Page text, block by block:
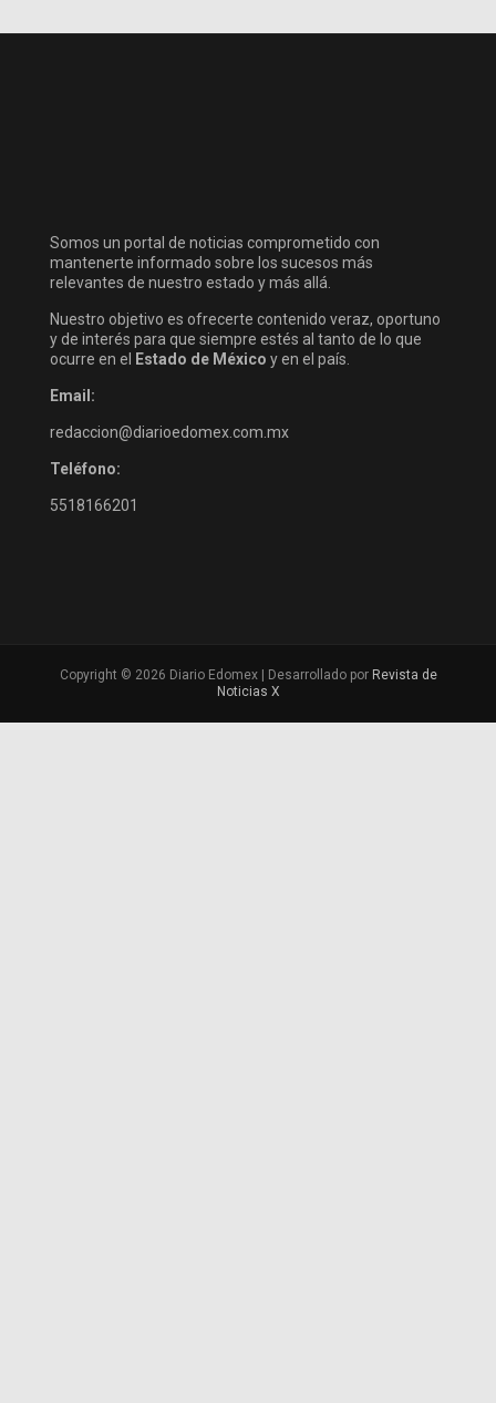
Somos un portal de noticias comprometido con
mantenerte informado sobre los sucesos más
relevantes de nuestro estado y más allá.
Nuestro objetivo es ofrecerte contenido veraz, oportuno
y de interés para que siempre estés al tanto de lo que
ocurre en el
Estado de México y en el país.
Email:
redaccion@diarioedomex.com.mx
Teléfono:
5518166201
Copyright © 2026 Diario Edomex | Desarrollado por Revista de
Noticias X